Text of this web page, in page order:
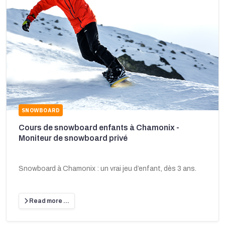
SNOWBOARD
Cours de snowboard enfants à Chamonix -
Moniteur de snowboard privé
Snowboard à Chamonix : un vrai jeu d’enfant, dès 3 ans.
Read more …